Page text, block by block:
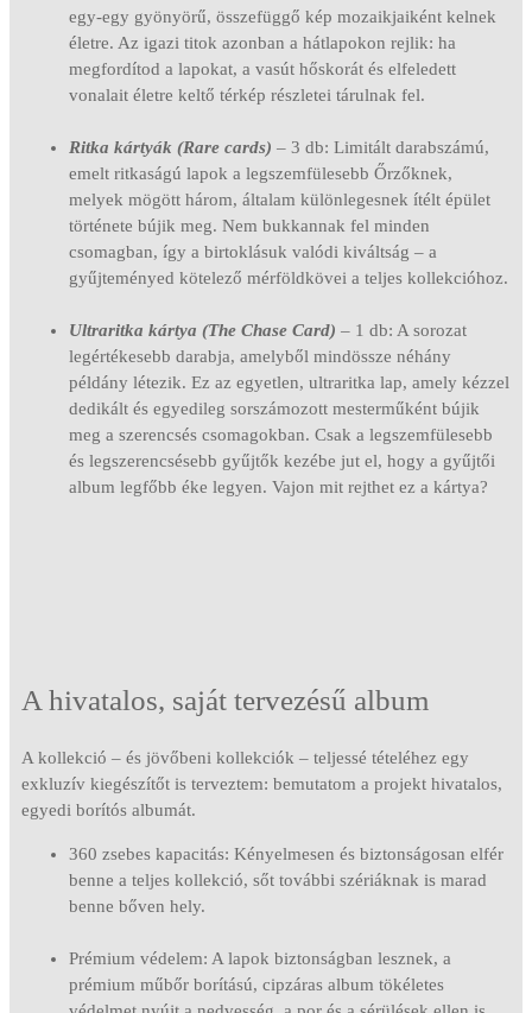
egy-egy gyönyörű, összefüggő kép mozaikjaiként kelnek
életre. Az igazi titok azonban a hátlapokon rejlik: ha
megfordítod a lapokat, a vasút hőskorát és elfeledett
vonalait életre keltő térkép részletei tárulnak fel.
Ritka kártyák (Rare cards) – 3 db: Limitált darabszámú,
emelt ritkaságú lapok a legszemfülesebb Őrzőknek,
melyek mögött három, általam különlegesnek ítélt épület
története bújik meg. Nem bukkannak fel minden
csomagban, így a birtoklásuk valódi kiváltság – a
gyűjteményed kötelező mérföldkövei a teljes kollekcióhoz.
Ultraritka kártya (The Chase Card) – 1 db: A sorozat
legértékesebb darabja, amelyből mindössze néhány
példány létezik. Ez az egyetlen, ultraritka lap, amely kézzel
dedikált és egyedileg sorszámozott mesterműként bújik
meg a szerencsés csomagokban. Csak a legszemfülesebb
és legszerencsésebb gyűjtők kezébe jut el, hogy a gyűjtői
album legfőbb éke legyen. Vajon mit rejthet ez a kártya?
A hivatalos, saját tervezésű album
A kollekció – és jövőbeni kollekciók – teljessé tételéhez egy
exkluzív kiegészítőt is terveztem: bemutatom a projekt hivatalos,
egyedi borítós albumát.
360 zsebes kapacitás: Kényelmesen és biztonságosan elfér
benne a teljes kollekció, sőt további szériáknak is marad
benne bőven hely.
Prémium védelem: A lapok biztonságban lesznek, a
prémium műbőr borítású, cipzáras album tökéletes